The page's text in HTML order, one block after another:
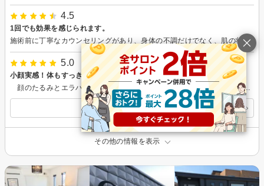
4.5
1回でも効果を感じられます。
施術前に丁寧なカウンセリングがあり、身体の不調だけでなく、肌の状態に合わせたメニューも提案して頂きました。施術前後の写真を見る事で更に効果を実感でき、身体もスッキリしました。施術後にも身体の状態について丁寧に説明して頂き、安心して施術を受けることが出来ました。また別メニューもお願いしたいと思います。
5.0
小顔実感！体もすっきり！
顔のたるみとエラハリが気になり、解消出来るお店を探していました。 一戸建てのサロンで、お部屋は落ち着ける雰囲気のお部屋でした。 施術の前に、今日どんな施術か説明してくださり安心しました。施術では、パイラナイトという機械をまず当てていただいたのですがほんのり暖かく、細かい刺激が気持ち良かったです。 その後のハンドの施術もどんどん体がほぐれていく感じでリラックス出来ました。小顔矯正も痛くなく整っていく感じ。コルギとは違うんですね。 結果は、びっくりするほどスッキリ！たるみがなくなっていて横から見た時の自分のフェイスラインが嬉しかったです。帰ってからも、余分なフェイスラインが無くなってて不思議な感覚でいます。 この小顔効果を続けたいので、自分磨きを兼ねて、これからも通う予定です。 次回もまたよろしくお願いします！
すべての口コミを見る
その他の情報を表示